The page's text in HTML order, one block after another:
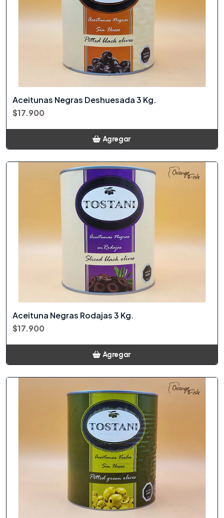
Aceitunas Negras Deshuesada 3 Kg.
$17.900
Agregar
Aceituna Negras Rodajas 3 Kg.
$17.900
Agregar